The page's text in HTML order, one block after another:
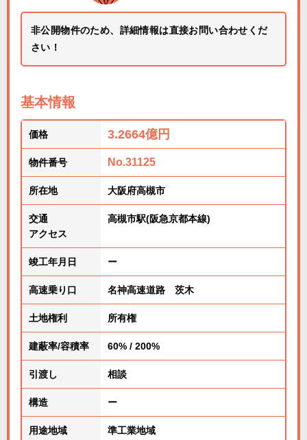
非公開物件のため、詳細情報は直接お問い合わせくだ
さい！
基本情報
価格 3.2664億円
物件番号 No.31125
所在地 大阪府高槻市
交通
アクセス
高槻市駅(阪急京都本線)
竣工年月日 ー
高速乗り口 名神高速道路 茨木
土地権利 所有権
建蔽率/容積率 60% / 200%
引渡し 相談
構造 ー
用途地域 準工業地域